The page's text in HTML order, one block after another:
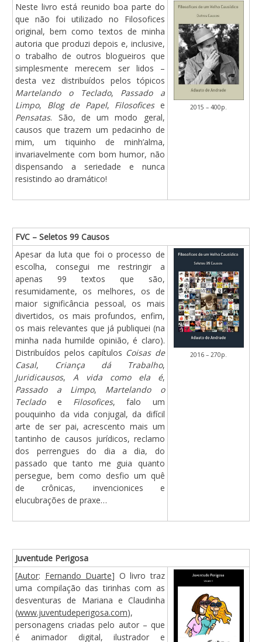
Neste livro está reunido boa parte do
que não foi utilizado no Filosofices
original, bem como textos de minha
autoria que produzi depois e, inclusive,
o trabalho de outros blogueiros que
simplesmente merecem ser lidos –
desta vez distribuídos pelos tópicos
Martelando o Teclado, Passado a
Limpo, Blog de Papel, Filosoficese
Pensatas. São, de um modo geral,
causos que trazem um pedacinho de
mim, um tiquinho de minh’alma,
invariavelmente com bom humor, não
dispensando a seriedade e nunca
resistindo ao dramático!
2015 – 400p.
FVC – Seletos 99 Causos
Apesar da luta que foi o processo de
escolha, consegui me restringir a
apenas 99 textos que são,
resumidamente, os melhores, os de
maior significância pessoal, os mais
divertidos, os mais profundos, enfim,
os mais relevantes que já publiquei (na
minha nada humilde opinião, é claro).
Distribuídos pelos capítulos Coisas de
Casal, Criança dá Trabalho,
Juridicausos, A vida como ela é,
Passado a Limpo, Martelando o
Tecladoe Filosofices, falo um
pouquinho da vida conjugal, da difícil
arte de ser pai, acrescento mais um
tantinho de causos jurídicos, reclamo
dos perrengues do dia a dia, do
passado que tanto me guia quanto
persegue, bem como desfio um quê
de crônicas, invencionices e
elucubrações de praxe…
2016 – 270p.
Juventude Perigosa
[Autor: Fernando Duarte] O livro traz
uma compilação das tirinhas com as
desventuras de Mariana e Claudinha
(www.juventudeperigosa.com),
personagens criadas pelo autor – que
é animador digital, ilustrador e